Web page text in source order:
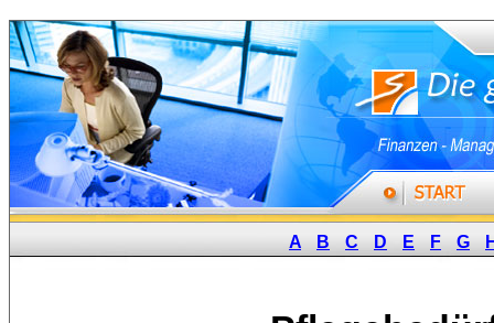
A B C D E F G